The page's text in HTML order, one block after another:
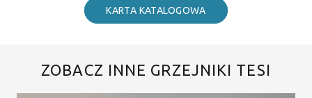
KARTA KATALOGOWA
ZOBACZ INNE GRZEJNIKI TESI